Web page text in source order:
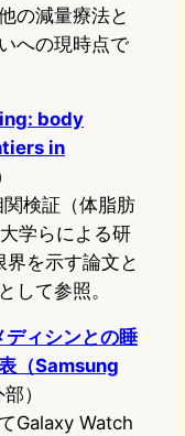
の減量療法と
への現時点で
body
in
検証（体脂肪
学らによる研
を示す論文と
して参照。
ィシンとの睡
（Samsung
部）
Galaxy Watch